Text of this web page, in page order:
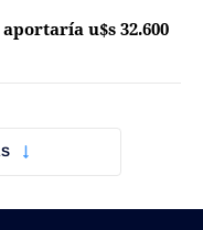
u$s 32.600